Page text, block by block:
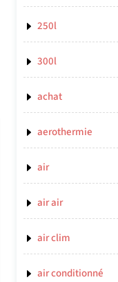
250l
300l
achat
aerothermie
air
air air
air clim
air conditionné